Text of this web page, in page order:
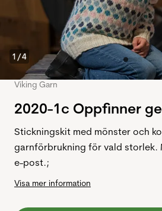
1 /4
Viking Garn
2020-1c Oppfinner
Stickningskit med mönster och
garnförbrukning för vald storlek.
e-post.;
Visa mer information